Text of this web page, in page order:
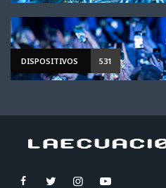
DISPOSITIVOS 531